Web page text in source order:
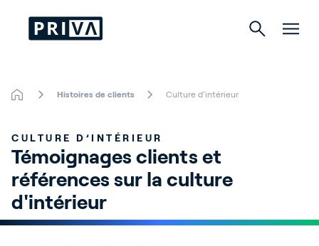
Bâtiments
Culture d’intérieur
Histoires de clients Culture d’intérieur
CULTURE D’INTÉRIEUR
Témoignages clients et
références sur la culture
d'intérieur